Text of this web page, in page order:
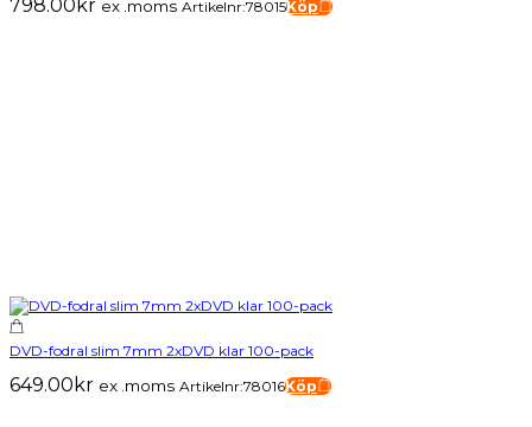
798.00 kr ex .moms Artikelnr:78015Köp
DVD-fodral slim 7mm 2xDVD klar 100-pack
649.00 kr ex .moms Artikelnr:78016Köp